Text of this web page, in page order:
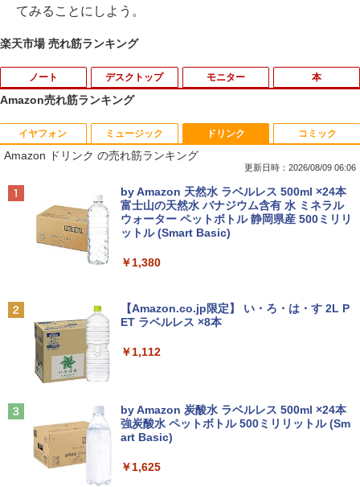
てみることにしよう。
楽天市場 売れ筋ランキング
ノート
1
【マラソン限定価格】中古 NEC Lavie N
S700/NAB Core i7 8565U 第8世代CPU
メモリ8GB SSD480GB+SSD16GB[Opta
ows11 Home WEBカメラ 無線LAN テン
キー Blu-ray PC-NS700NAB 1年保証 レ
ビュー特典:WPS Office Bランク ノート
パソコン
￥19,800
【マラソンセール期間中ポイント5倍】中
おまかせ コスパ重視 Windows11 第8世
0日保証 送料無料
￥15,980
デスクトップ
1
【訳あり品】中古パソコン | NEC | Mate
MKM34B-1 | Windows11 | デスクトップ
| 一年保証 | 第7世代 | Core i5 7500 3.4
B | DVD-ROM | 無線LAN:あり | Win11Pr
o64bit
￥10,000
モリ Quadro P620 グラボ付き ワークス
テーション 中古 Aランク 良品 Win11 Pr
B SSD 500GB HDD DVD 省スペース デ
ンス】GMKtec G10 ミニPC【AMD Ryz
モニター
1
【マラソンセール期間中ポイント5倍】
【まとめ買いでお得】 中古モニター 18.5
インチ WXGA 1366x768 ノングレア DE
付き サブモニターにおすすめ 動作確認済
み 30日保証 送料無料
￥3,900
まで】 モニター 21.5型 液晶ディスプレ
イ ベゼル ディスプレイ 液晶モニター PC
nc 21.5インチ 角度調節 FullHD ブルー
￥9,480
【3年保証】PS5対応 23.8型 液晶モニタ
本
1
【 限定生産・特典つき 】YUZURU2027
羽生結弦カレンダー壁掛け版 [ 能登 直 ]
￥5,170
神様ガネーシャとひみつの教え [ 水野敬
￥1,650
Amazon売れ筋ランキング
イヤフォン
Anker Soundcore P40i オフホワイト
￥7,990
￥5,990
ラック
￥14,990
ミュージック
BRUCE WAYNE feat. Flo Milli, ATL Jacob
[Explicit]
￥250
[Explicit]
￥250
ドリンク
Amazon ドリンク の売れ筋ランキング
更新日時：2026/08/09 06:06
by Amazon 天然水 ラベルレス 500ml ×24本
富士山の天然水 バナジウム含有 水 ミネラル
ウォーター ペットボトル 静岡県産 500ミリリ
ットル (Smart Basic)
￥1,380
【Amazon.co.jp限定】 い・ろ・は・す 2L P
ET ラベルレス ×8本
￥1,112
by Amazon 炭酸水 ラベルレス 500ml ×24本
強炭酸水 ペットボトル 500ミリリットル (Sm
art Basic)
￥1,625
コミック